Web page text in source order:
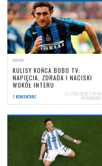
OGÓLNA
KULISY KOŃCA BOBO TV:
NAPIĘCIA, ZDRADA I NACISKI
WOKÓŁ INTERU
1 KOMENTARZ 11 LIPCA 2026 | 10:06
NERIOCORSI